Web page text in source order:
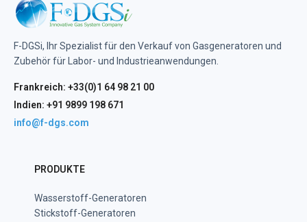
F-DGSi, Ihr Spezialist für den Verkauf von Gasgeneratoren und
Zubehör für Labor- und Industrieanwendungen.
Frankreich: +33(0)1 64 98 21 00
Indien: +91 9899 198 671
info@f-dgs.com
PRODUKTE
Wasserstoff-Generatoren
Stickstoff-Generatoren